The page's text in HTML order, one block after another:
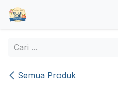
Skip ke Konten
Semua Produk